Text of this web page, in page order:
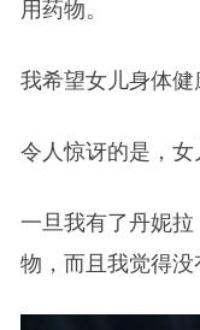
用药物。
我希望女儿身体健
令人惊讶的是，女
一旦我有了丹妮
物，而且我觉得没